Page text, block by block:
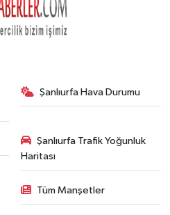
Şanlıurfa Hava Durumu
Şanlıurfa Trafik Yoğunluk
Haritası
Tüm Manşetler